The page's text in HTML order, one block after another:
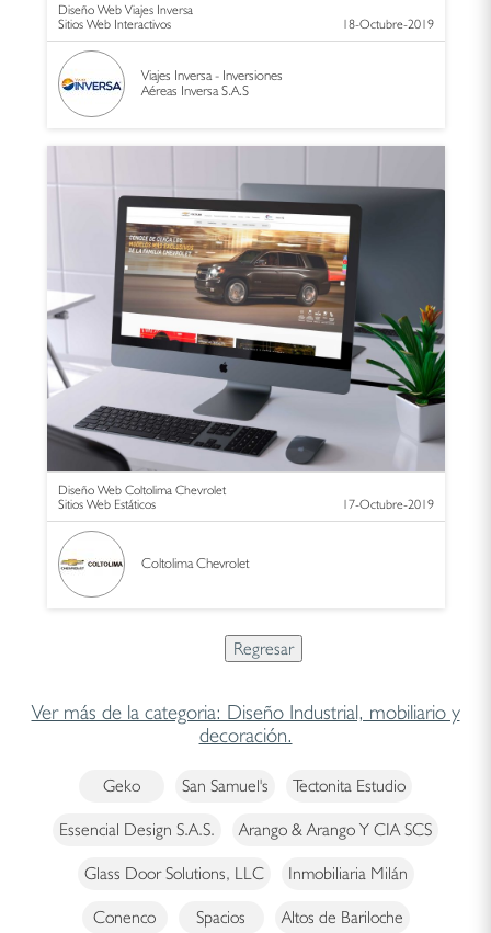
Diseño Web Viajes Inversa
Sitios Web Interactivos
18-Octubre-2019
Viajes Inversa - Inversiones
Aéreas Inversa S.A.S
Diseño Web Coltolima Chevrolet
Sitios Web Estáticos
17-Octubre-2019
Coltolima Chevrolet
Ver más de la categoria: Diseño Industrial, mobiliario y
decoración.
Geko San Samuel's Tectonita Estudio
Essencial Design S.A.S. Arango & Arango Y CIA SCS
Glass Door Solutions, LLC Inmobiliaria Milán
Conenco Spacios Altos de Bariloche